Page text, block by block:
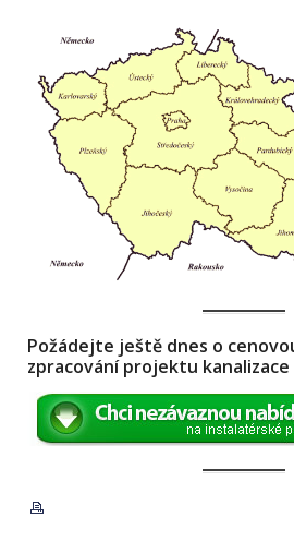
Požádejte ještě dnes o
zpracování projektu kanalizace